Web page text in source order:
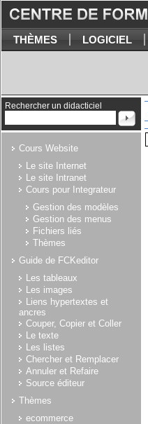
THÈMES LOGICIEL
Rechercher un didacticiel
Cours Website
Le site Internet
Le site Intranet
Cours pour Integrateur
Gestion des modèles
Gestion des menus
Fichiers liés
Thèmes
Guide de FCKeditor
Les tableaux
Les images
Liens hypertextes et
ancres
Couper, Copier et Coller
Le texte
Les listes
Chercher et Remplacer
Annuler et Refaire
Source éditeur
Thèmes
ecommerce